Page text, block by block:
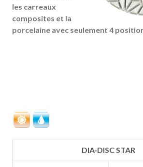
les carreaux
composites et la
porcelaine avec seulement 4
DIA-DISC STAR